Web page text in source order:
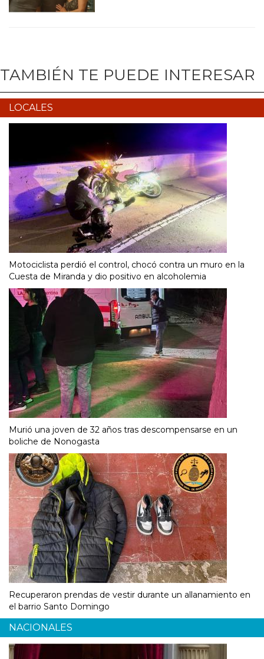
TAMBIÉN TE PUEDE INTERESAR
LOCALES
Motociclista perdió el control, chocó contra un muro en la
Cuesta de Miranda y dio positivo en alcoholemia
Murió una joven de 32 años tras descompensarse en un
boliche de Nonogasta
Recuperaron prendas de vestir durante un allanamiento en
el barrio Santo Domingo
NACIONALES